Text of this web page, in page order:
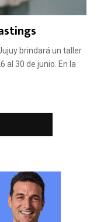
brindará un taller
al 30 de junio. En la